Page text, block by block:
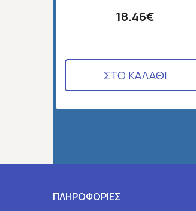
18.46€
ΣΤΟ ΚΑΛΑΘΙ
ΠΛΗΡΟΦΟΡΙΕΣ